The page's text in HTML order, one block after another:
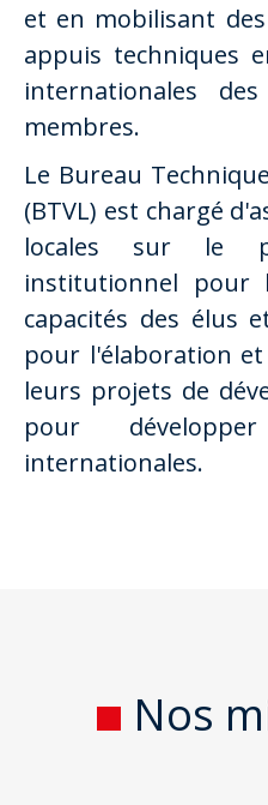
et en mobilisant
appuis techniques
internationales
membres.
Le Bureau
(BTVL) est chargé
locales sur le
institutionnel pour
capacités des élus
pour l'élaboration
leurs projets de
pour
internationales.
Nos